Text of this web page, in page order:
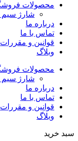
محصولات
شارژ سیم
درباره ما
تماس با ما
قوانین و مقررات
وبلاگ
محصولات
شارژ سیم
درباره ما
تماس با ما
قوانین و مقررات
وبلاگ
سبد خرید